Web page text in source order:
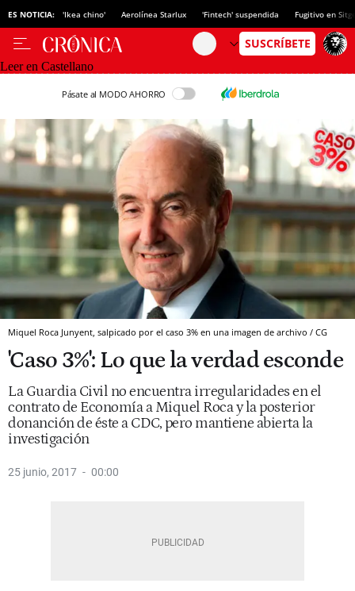
ES NOTICIA: 'Ikea chino' Aerolínea Starlux 'Fintech' suspendida Fugitivo en
Leer en Castellano
Pásate al MODO AHORRO
Miquel Roca Junyent, salpicado por el caso 3% en una imagen de archivo / CG
'Caso 3%': Lo que la verdad esconde
La Guardia Civil no encuentra irregularidades en el
contrato de Economía a Miquel Roca y la posterior
donanción de éste a CDC, pero mantiene abierta la
investigación
25 junio, 2017 00:00